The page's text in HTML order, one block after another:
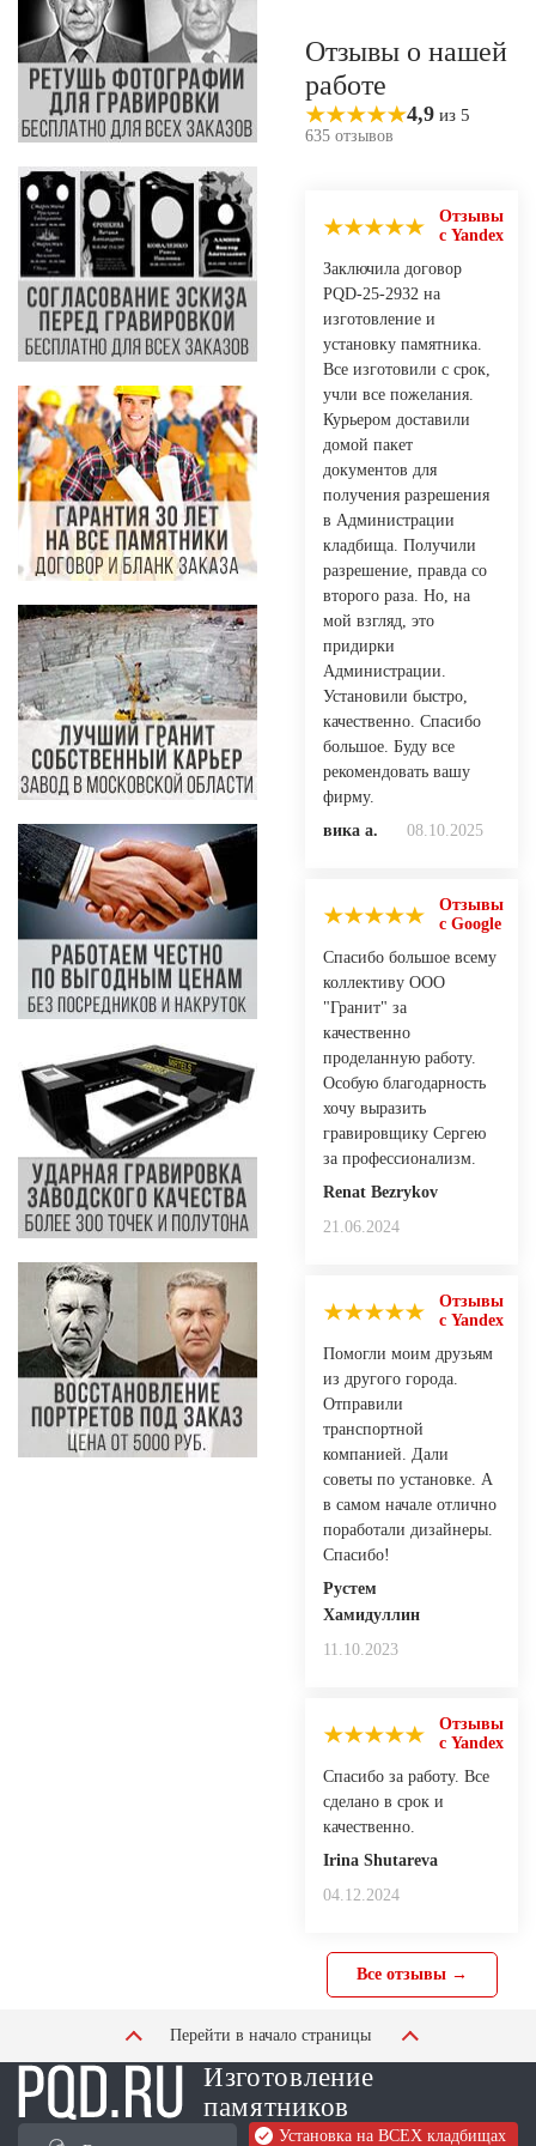
Отзывы о нашей
работе
4,9 из 5
635 отзывов
Отзывы
с Yandex
Заключила договор
PQD-25-2932 на
изготовление и
установку памятника.
Все изготовили с срок,
учли все пожелания.
Курьером доставили
домой пакет
документов для
получения разрешения
в Администрации
кладбища. Получили
разрешение, правда со
второго раза. Но, на
мой взгляд, это
придирки
Администрации.
Установили быстро,
качественно. Спасибо
большое. Буду все
рекомендовать вашу
фирму.
вика а.
08.10.2025
Отзывы
с Google
Спасибо большое всему
коллективу ООО
"Гранит" за
качественно
проделанную работу.
Особую благодарность
хочу выразить
гравировщику Сергею
за профессионализм.
Renat Bezrykov
21.06.2024
Отзывы
с Yandex
Помогли моим друзьям
из другого города.
Отправили
транспортной
компанией. Дали
советы по установке. А
в самом начале отлично
поработали дизайнеры.
Спасибо!
Рустем
Хамидуллин
11.10.2023
Отзывы
с Yandex
Спасибо за работу. Все
сделано в срок и
качественно.
Irina Shutareva
04.12.2024
Все отзывы →
Перейти в начало страницы
Изготовление
памятников
Установка на ВСЕХ кладбищах